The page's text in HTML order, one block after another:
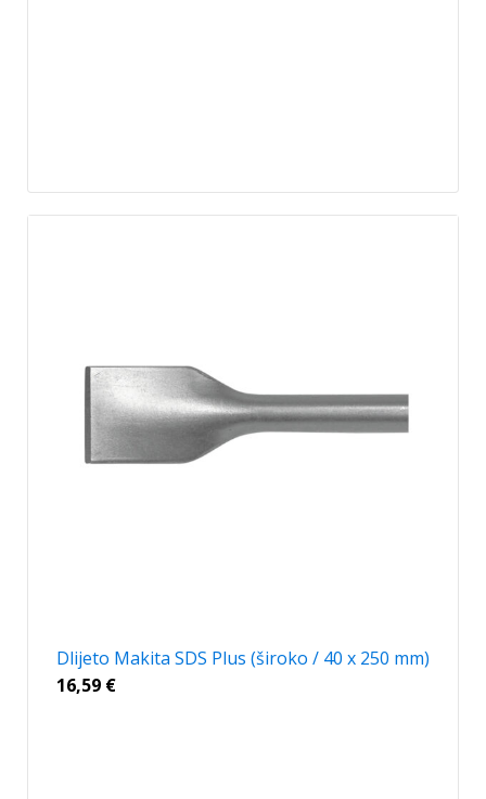
Dlijeto Makita SDS Plus (široko / 40 x 250 mm)
16,59 €